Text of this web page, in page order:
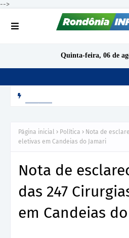
-->
Quinta-feira, 06 de
Página inicial Política
Nota de
eletivas em Candeias do Jamari
Nota de
das 247
em Candeias